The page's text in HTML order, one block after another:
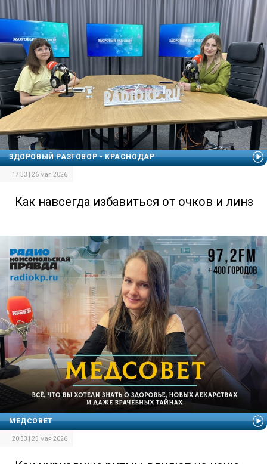
ЗДОРОВЫЙ РАЗГОВОР - КРАСНОДАР
17:33 | 26 мая 2026
Как навсегда избавиться от очков и линз
МЕДСОВЕТ
20:33 | 23 мая 2026